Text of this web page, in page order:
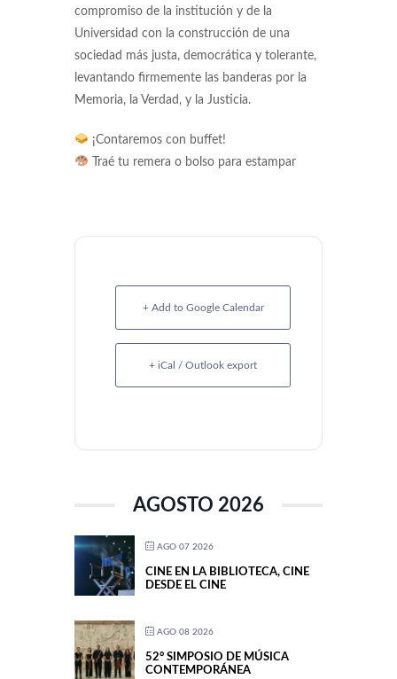
compromiso de la institución y de la
Universidad con la construcción de una
sociedad más justa, democrática y tolerante,
levantando firmemente las banderas por la
Memoria, la Verdad, y la Justicia.
¡Contaremos con buffet!
Traé tu remera o bolso para estampar
+ Add to Google Calendar
+ iCal / Outlook export
AGOSTO 2026
AGO 07 2026
CINE EN LA BIBLIOTECA, CINE
DESDE EL CINE
AGO 08 2026
52° SIMPOSIO DE MÚSICA
CONTEMPORÁNEA